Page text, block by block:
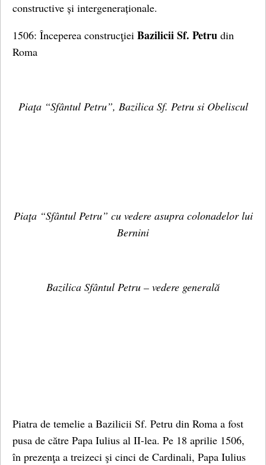
constructive și intergeneraționale.
1506: Începerea construcţiei Bazilicii Sf. Petru din
Roma
Piaţa “Sfântul Petru”, Bazilica Sf. Petru si Obeliscul
Piaţa “Sfântul Petru” cu vedere asupra colonadelor lui
Bernini
Bazilica Sfântul Petru – vedere generală
Piatra de temelie a Bazilicii Sf. Petru din Roma a fost
pusa de către Papa Iulius al II-lea. Pe 18 aprilie 1506,
în prezenţa a treizeci şi cinci de Cardinali, Papa Iulius